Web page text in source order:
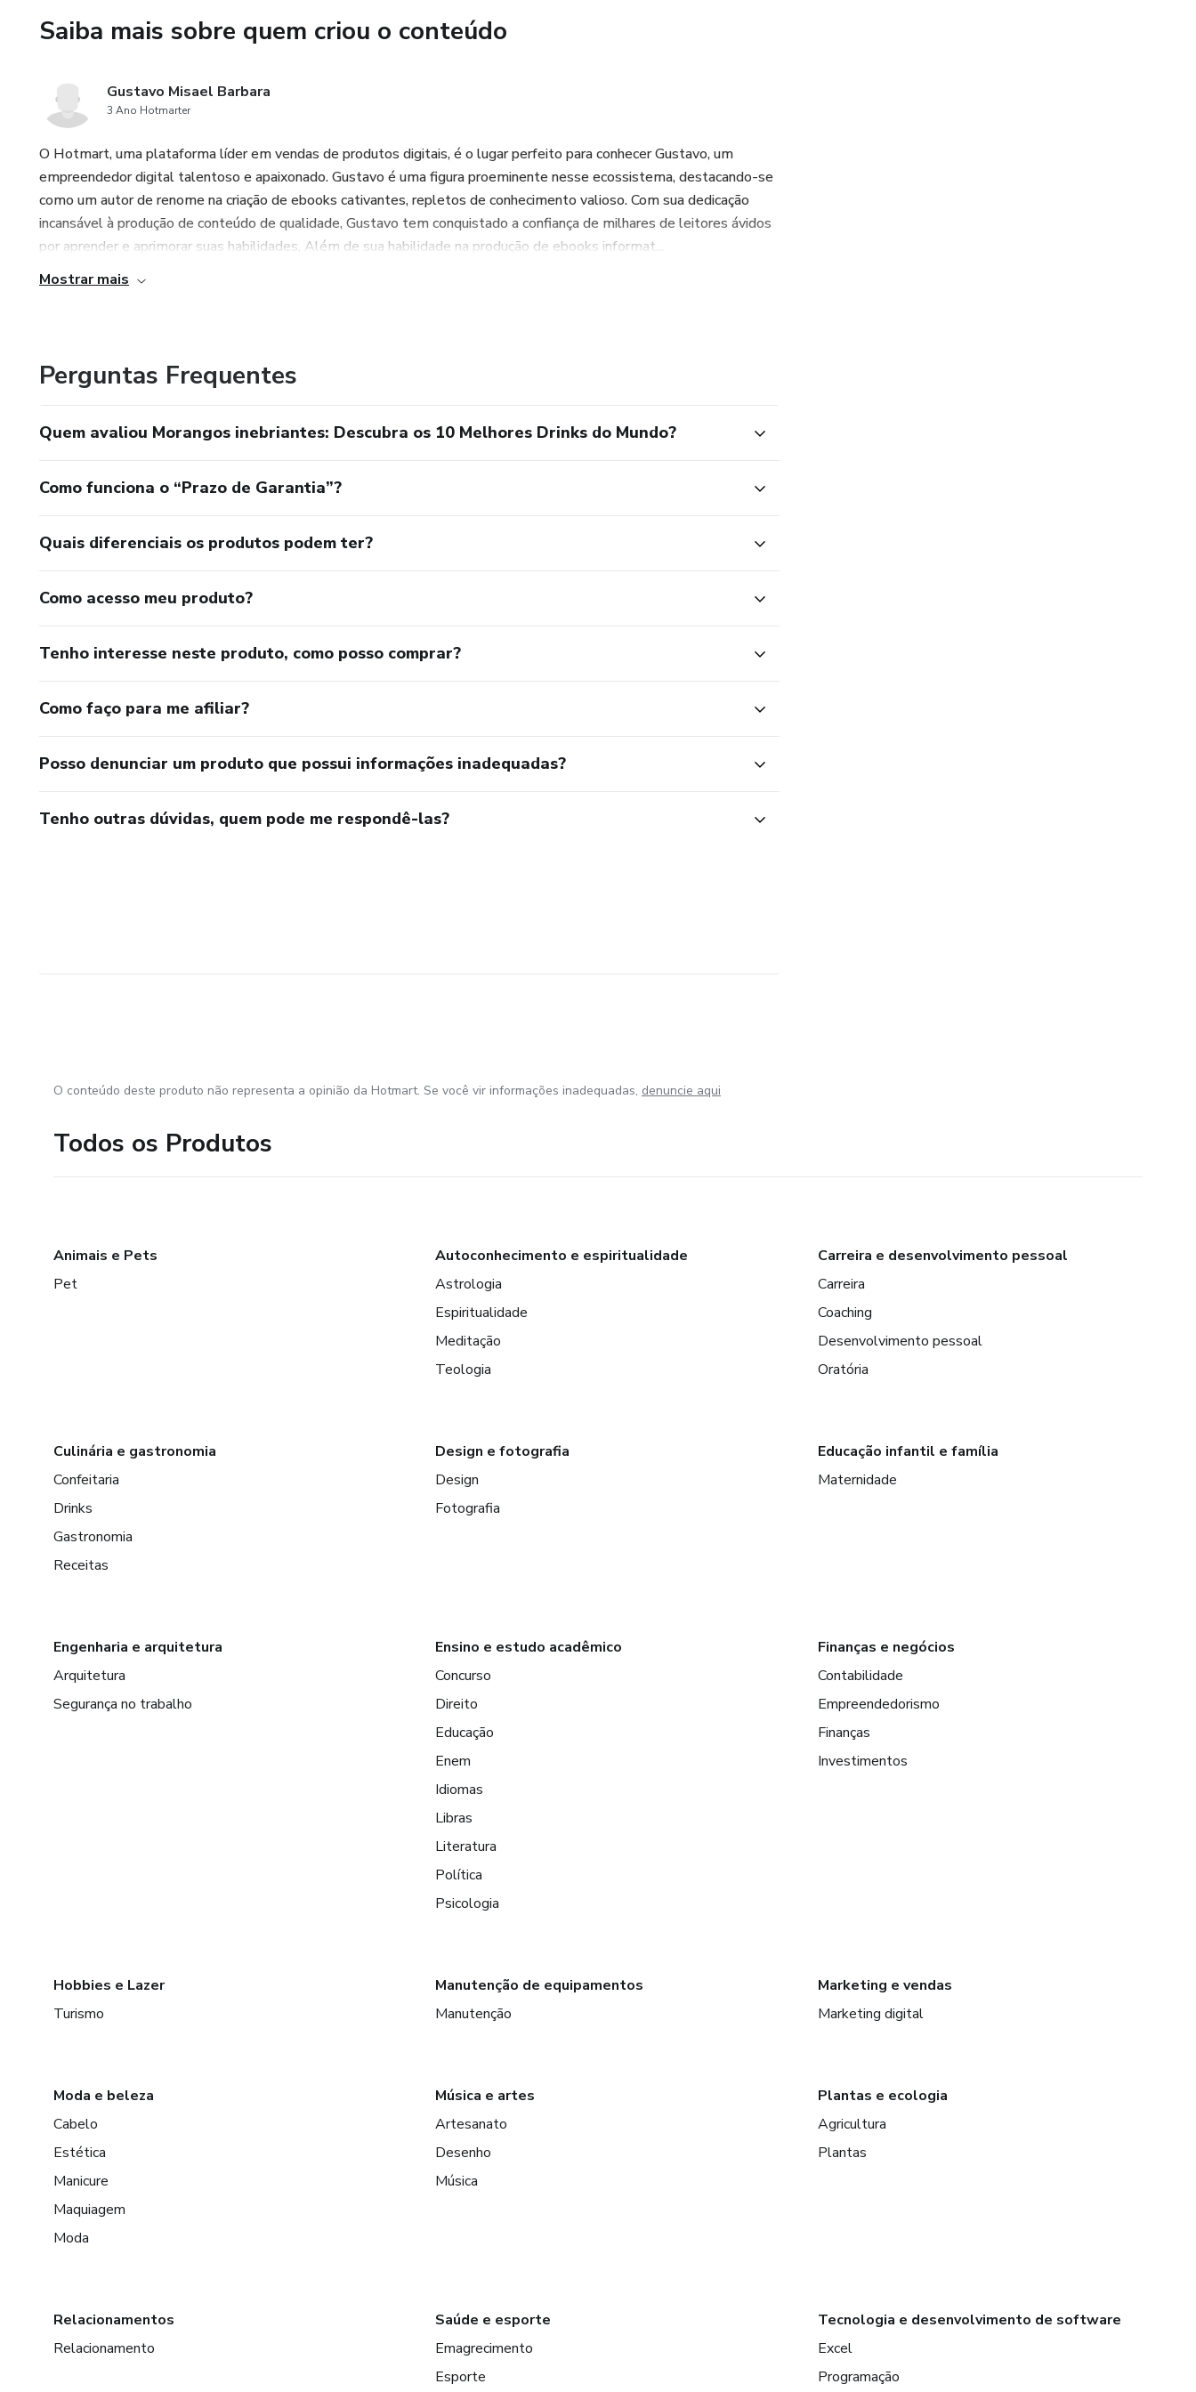
Saiba mais sobre quem criou o conteúdo
Gustavo Misael Barbara
3 Ano Hotmarter
O Hotmart, uma plataforma líder em vendas de produtos digitais, é o lugar perfeito para conhecer Gustavo, um
empreendedor digital talentoso e apaixonado. Gustavo é uma figura proeminente nesse ecossistema, destacando-se
como um autor de renome na criação de ebooks cativantes, repletos de conhecimento valioso. Com sua dedicação
incansável à produção de conteúdo de qualidade, Gustavo tem conquistado a confiança de milhares de leitores ávidos
por aprender e aprimorar suas habilidades. Além de sua habilidade na produção de ebooks informat...
Mostrar mais
Perguntas Frequentes
Quem avaliou Morangos inebriantes: Descubra os 10 Melhores Drinks do Mundo?
Como funciona o “Prazo de Garantia”?
Quais diferenciais os produtos podem ter?
Como acesso meu produto?
Tenho interesse neste produto, como posso comprar?
Como faço para me afiliar?
Posso denunciar um produto que possui informações inadequadas?
Tenho outras dúvidas, quem pode me respondê-las?
O conteúdo deste produto não representa a opinião da Hotmart. Se você vir informações inadequadas, denuncie aqui
Todos os Produtos
Animais e Pets
Pet
Autoconhecimento e espiritualidade
Astrologia
Espiritualidade
Meditação
Teologia
Carreira e desenvolvimento pessoal
Carreira
Coaching
Desenvolvimento pessoal
Oratória
Culinária e gastronomia
Confeitaria
Drinks
Gastronomia
Receitas
Design e fotografia
Design
Fotografia
Educação infantil e família
Maternidade
Engenharia e arquitetura
Arquitetura
Segurança no trabalho
Ensino e estudo acadêmico
Concurso
Direito
Educação
Enem
Idiomas
Libras
Literatura
Política
Psicologia
Finanças e negócios
Contabilidade
Empreendedorismo
Finanças
Investimentos
Hobbies e Lazer
Turismo
Manutenção de equipamentos
Manutenção
Marketing e vendas
Marketing digital
Moda e beleza
Cabelo
Estética
Manicure
Maquiagem
Moda
Música e artes
Artesanato
Desenho
Música
Plantas e ecologia
Agricultura
Plantas
Relacionamentos
Relacionamento
Saúde e esporte
Emagrecimento
Esporte
Tecnologia e desenvolvimento de software
Excel
Programação